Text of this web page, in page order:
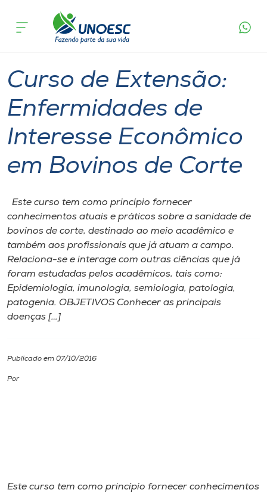
Cursos
Pesquisa
Atendimento ao Estudante
Portal de Ensino
A
Internacionalização
I.nova
Cultura
acontece
Curso de Extensão:
Enfermidades de
Interesse Econômico
em Bovinos de Corte
Este curso tem como princípio fornecer
conhecimentos atuais e práticos sobre a sanidade de
bovinos de corte, destinado ao meio acadêmico e
também aos profissionais que já atuam a campo.
Relaciona-se e interage com outras ciências que já
foram estudadas pelos acadêmicos, tais como:
Epidemiologia, imunologia, semiologia, patologia,
patogenia. OBJETIVOS Conhecer as principais
doenças […]
Publicado em 07/10/2016
Por
Este curso tem como princípio fornecer conhecimentos